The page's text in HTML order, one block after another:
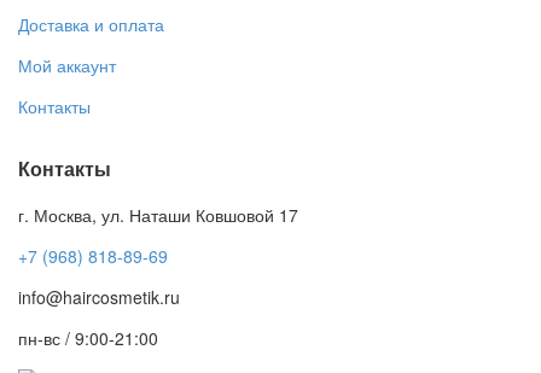
Доставка и оплата
Мой аккаунт
Контакты
Контакты
г. Москва, ул. Наташи Ковшовой 17
+7 (968) 818-89-69
info@haircosmetik.ru
пн-вс / 9:00-21:00